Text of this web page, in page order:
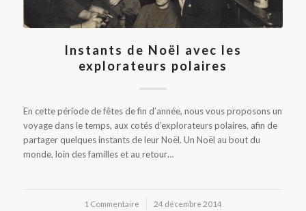
Instants de Noël avec les
explorateurs polaires
En cette période de fêtes de fin d’année, nous vous proposons un
voyage dans le temps, aux cotés d’explorateurs polaires, afin de
partager quelques instants de leur Noël. Un Noël au bout du
monde, loin des familles et au retour…
1 Commentaire
/ 24 décembre 2014